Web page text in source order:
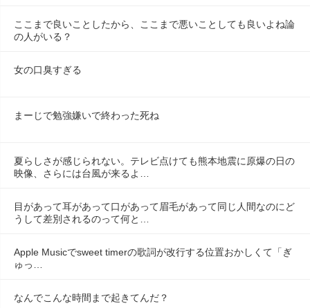
ここまで良いことしたから、ここまで悪いことしても良いよね論
の人がいる？
女の口臭すぎる
まーじで勉強嫌いで終わった死ね
夏らしさが感じられない。テレビ点けても熊本地震に原爆の日の
映像、さらには台風が来るよ…
目があって耳があって口があって眉毛があって同じ人間なのにど
うして差別されるのって何と…
Apple Musicでsweet timerの歌詞が改行する位置おかしくて「ぎ
ゅっ…
なんでこんな時間まで起きてんだ？